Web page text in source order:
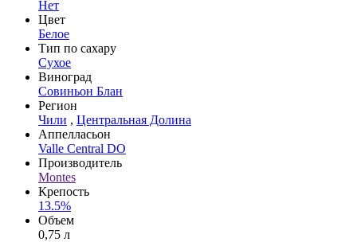
Нет
Цвет
Белое
Тип по сахару
Сухое
Виноград
Совиньон Блан
Регион
Чили , Центральная Долина
Аппелласьон
Valle Central DO
Производитель
Montes
Крепость
13.5%
Объем
0,75 л